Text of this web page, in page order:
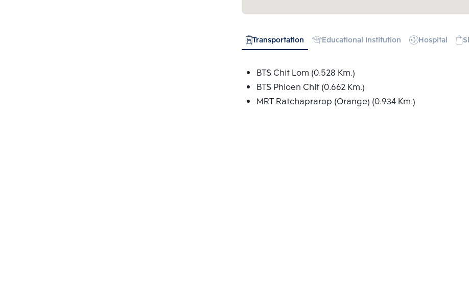
Transportation Educational Institution Hospital
BTS Chit Lom (0.528 Km.)
BTS Phloen Chit (0.662 Km.)
MRT Ratchaprarop (Orange) (0.934 Km.)